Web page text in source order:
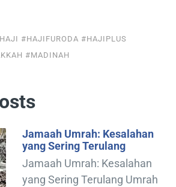
#HAJIFURODA #HAJIPLUS
#MADINAH
Jamaah Umrah: Kesalahan
yang Sering Terulang
Jamaah Umrah: Kesalahan
yang Sering Terulang Umrah